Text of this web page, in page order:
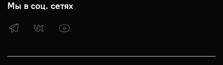
Мы в соц. сетях